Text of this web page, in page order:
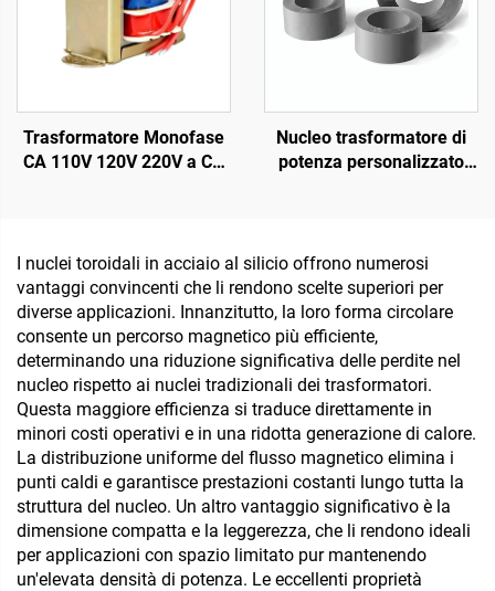
Trasformatore Monofase
CA 110V 120V 220V a CA
Nucleo trasformatore di
potenza personalizzato
frequenza 50 Hz
I nuclei toroidali in acciaio al silicio offrono numerosi
vantaggi convincenti che li rendono scelte superiori per
diverse applicazioni. Innanzitutto, la loro forma circolare
consente un percorso magnetico più efficiente,
determinando una riduzione significativa delle perdite nel
nucleo rispetto ai nuclei tradizionali dei trasformatori.
Questa maggiore efficienza si traduce direttamente in
minori costi operativi e in una ridotta generazione di calore.
La distribuzione uniforme del flusso magnetico elimina i
punti caldi e garantisce prestazioni costanti lungo tutta la
struttura del nucleo. Un altro vantaggio significativo è la
dimensione compatta e la leggerezza, che li rendono ideali
per applicazioni con spazio limitato pur mantenendo
un'elevata densità di potenza. Le eccellenti proprietà